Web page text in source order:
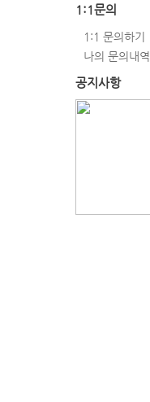
1:1문의
1:1 문의하기
나의 문의내역
공지사항